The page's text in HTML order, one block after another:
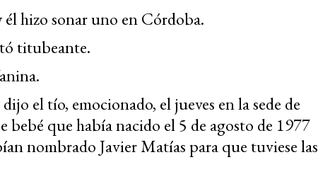
hizo sonar uno en Córdoba.
titubeante.
el tío, emocionado, el jueves en la sede de
bebé que había nacido el 5 de agosto de 1977
nombrado Javier Matías para que tuviese las